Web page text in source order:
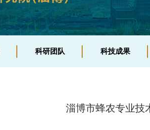
科研团队
自主建设
项目合作
科技成果
智能装备
管理平台
制定标准
科研团队 科技成果
淄博市蜂农专业技